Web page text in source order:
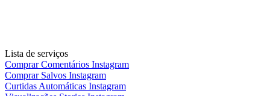
Lista de serviços
Comprar Comentários Instagram
Comprar Salvos Instagram
Curtidas Automáticas Instagram